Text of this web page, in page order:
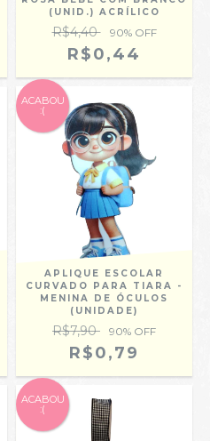
(UNID.) ACRÍLICO
R$4,40 90% OFF
R$0,44
ACABOU
:(
APLIQUE ESCOLAR
CURVADO PARA TIARA -
MENINA DE ÓCULOS
(UNIDADE)
R$7,90 90% OFF
R$0,79
ACABOU
:(